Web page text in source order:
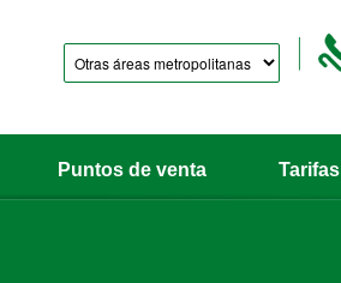
Puntos de venta Tarifas